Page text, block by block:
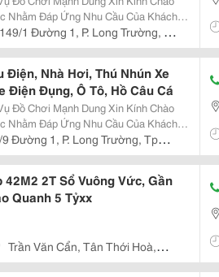
Nhằm Đáp Ứng Nhu Cầu Của Khách
Phục Vụ Khu Vui Chơi Kinh Doanh
149/1 Đường 1, P. Long Trường, Tp
Điện, Nhà Hơi, Thú Nhún Xe
Điện Đụng, Ô Tô, Hồ Câu Cá
Đồ Chơi Mạnh Dung Xin Kính Chào
Nhằm Đáp Ứng Nhu Cầu Của Khách
Phục Vụ Khu Vui Chơi Kinh Doanh
Đường 1, P. Long Trường, Tp
42M2 2T Sổ Vuông Vức, Gần
Quanh 5 Tỷxx
Trần Văn Cẩn, Tân Thới Hoà,